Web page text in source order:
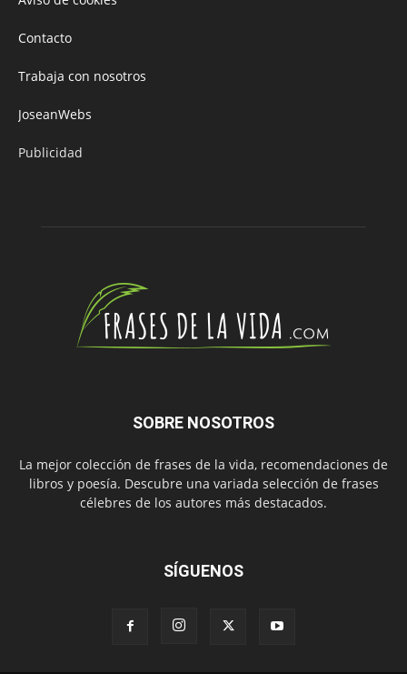
Contacto
Trabaja con nosotros
JoseanWebs
Publicidad
SOBRE NOSOTROS
La mejor colección de frases de la vida, recomendaciones de
libros y poesía. Descubre una variada selección de frases
célebres de los autores más destacados.
SÍGUENOS